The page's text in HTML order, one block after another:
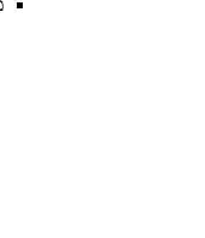
הובלות
הובלות
הובלות
הובלת
הובלות
הובלת
הובלת
הובלות
הובלות
הובלות